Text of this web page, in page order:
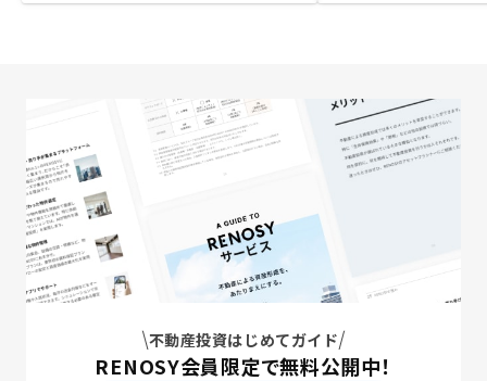
不動産投資はじめてガイド
RENOSY会員限定で無料公開中！